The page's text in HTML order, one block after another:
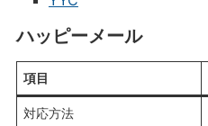
ハッピーメール
項目
対応方法